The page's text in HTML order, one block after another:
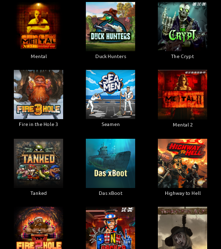
Mental Duck Hunters The Crypt
Fire in the Hole 3 Seamen Mental 2
Tanked Das xBoot Highway to Hell